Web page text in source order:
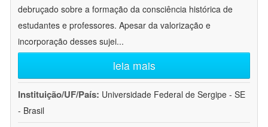
debruçado sobre a formação da consciência histórica de
estudantes e professores. Apesar da valorização e
incorporação desses sujei...
leia mais
Instituição/UF/País: Universidade Federal de Sergipe - SE
- Brasil